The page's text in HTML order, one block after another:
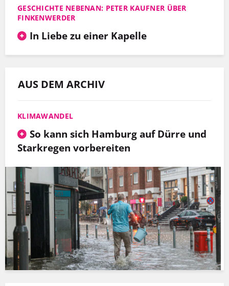
GESCHICHTE NEBENAN: PETER KAUFNER ÜBER
FINKENWERDER
In Liebe zu einer Kapelle
AUS DEM ARCHIV
KLIMAWANDEL
So kann sich Hamburg auf Dürre und
Starkregen vorbereiten